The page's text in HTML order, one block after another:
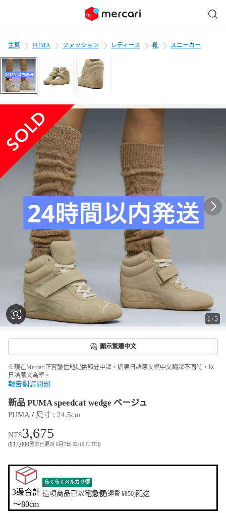
主頁 PUMA ファッション レディース 靴 スニーカー
1 /3
顯示繁體中文
※現在Mercari正實驗性地提供部分中譯。如果日語原文與中文翻譯不同時，以
日語原文為準。
報告翻譯問題
新品 PUMA speedcat wedge ベージュ
PUMA / 尺寸 : 24.5cm
NT$3,675
(¥17,000匯率已更新 8月7日 02:10 [UTC])
3邊合計
〜80cm
らくらくメルカリ便
這項商品已以宅急便(運費 ¥850)配送